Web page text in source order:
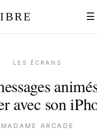
☰
LES ÉCRANS
avec son
MADAME ARCADE